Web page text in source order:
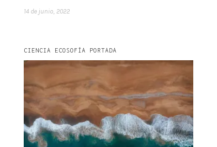
14 de junio, 2022
CIENCIA ECOSOFÍA PORTADA